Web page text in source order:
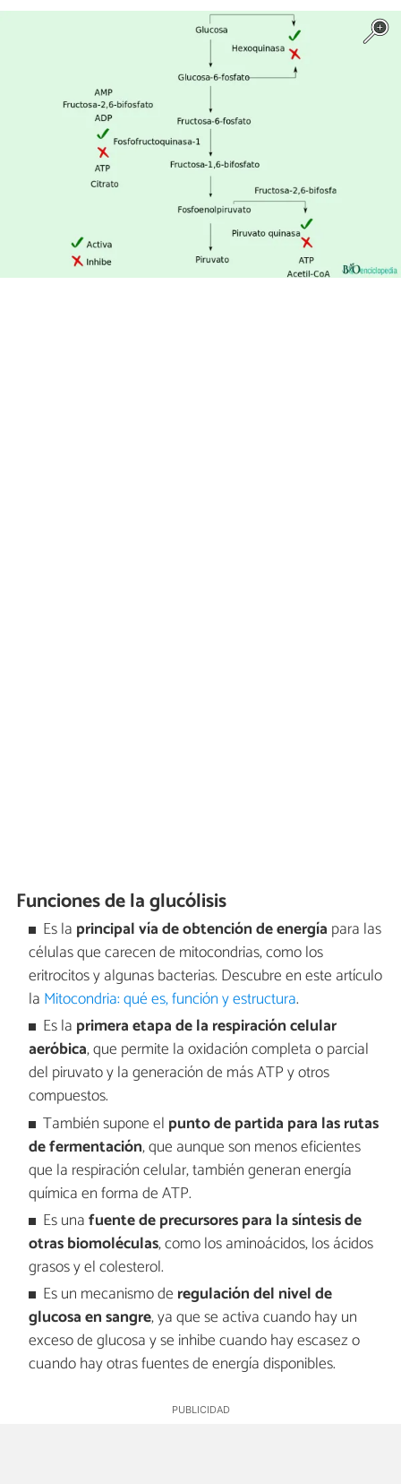
Funciones de la glucólisis
Es la principal vía de obtención de energía para las
células que carecen de mitocondrias, como los
eritrocitos y algunas bacterias. Descubre en este artículo
la Mitocondria: qué es, función y estructura.
Es la primera etapa de la respiración celular
aeróbica, que permite la oxidación completa o parcial
del piruvato y la generación de más ATP y otros
compuestos.
También supone el punto de partida para las rutas
de fermentación, que aunque son menos eficientes
que la respiración celular, también generan energía
química en forma de ATP.
Es unafuente de precursores para la síntesis de
otras biomoléculas, como los aminoácidos, los ácidos
grasos y el colesterol.
Es un mecanismo de regulación del nivel de
glucosa en sangre, ya que se activa cuando hay un
exceso de glucosa y se inhibe cuando hay escasez o
cuando hay otras fuentes de energía disponibles.